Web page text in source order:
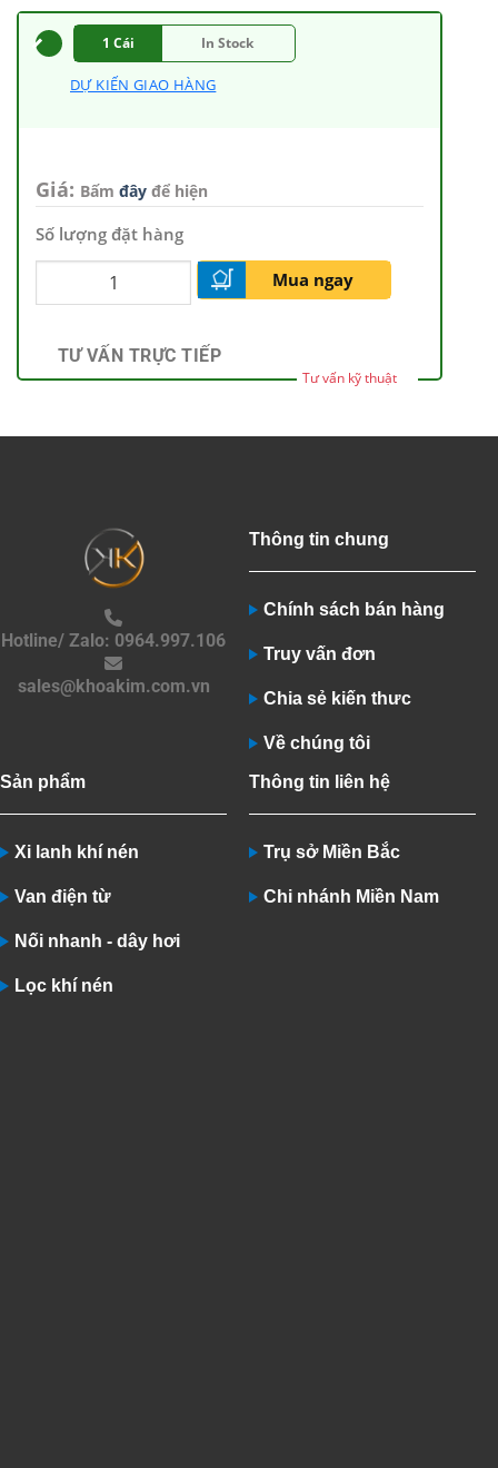
1 Cái In Stock
DỰ KIẾN GIAO HÀNG
Giá: Bấm đây để hiện
Số lượng đặt hàng
Mua ngay
TƯ VẤN TRỰC TIẾP
Tư vấn kỹ thuật
Hotline/ Zalo: 0964.997.106
sales@khoakim.com.vn
Thông tin chung
Chính sách bán hàng
Truy vấn đơn
Chia sẻ kiến thưc
Về chúng tôi
Sản phẩm
Xi lanh khí nén
Van điện từ
Nối nhanh - dây hơi
Lọc khí nén
Thông tin liên hệ
Trụ sở Miền Bắc
Chi nhánh Miền Nam